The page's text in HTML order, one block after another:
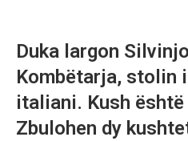
Duka largon
Kombëtarja, stolin
italiani. Kush
Zbulohen dy